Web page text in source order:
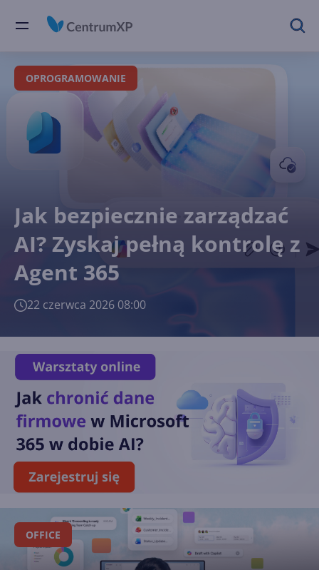
OPROGRAMOWANIE
Jak bezpiecznie zarządzać
AI? Zyskaj pełną kontrolę z
Agent 365
22 czerwca 2026 08:00
OFFICE